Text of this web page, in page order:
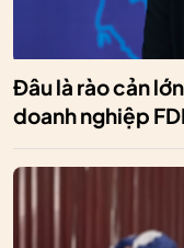
Đâu là rào cản
doanh nghiệp